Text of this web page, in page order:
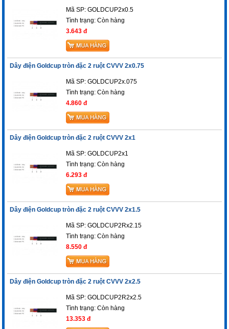
Mã SP: GOLDCUP2x0.5
Tình trạng:Còn hàng
3.643 đ
Dây điện Goldcup tròn đặc 2 ruột CVVV 2x0.75
Mã SP: GOLDCUP2x.075
Tình trạng:Còn hàng
4.860 đ
Dây điện Goldcup tròn đặc 2 ruột CVVV 2x1
Mã SP: GOLDCUP2x1
Tình trạng:Còn hàng
6.293 đ
Dây điện Goldcup tròn đặc 2 ruột CVVV 2x1.5
Mã SP: GOLDCUP2Rx2.15
Tình trạng:Còn hàng
8.550 đ
Dây điện Goldcup tròn đặc 2 ruột CVVV 2x2.5
Mã SP: GOLDCUP2R2x2.5
Tình trạng:Còn hàng
13.353 đ